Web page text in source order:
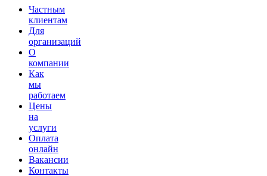
Частным
клиентам
Для
организаций
О
компании
Как
мы
работаем
Цены
на
услуги
Оплата
онлайн
Вакансии
Контакты